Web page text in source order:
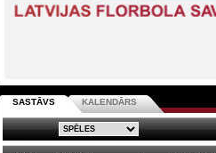
SASTĀVS KALENDĀRS